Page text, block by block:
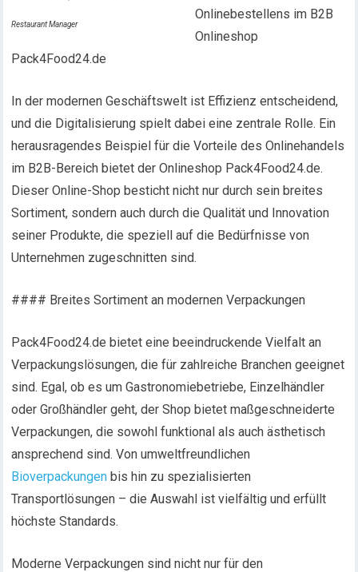
Restaurant Manager
Onlinebestellens im B2B
Onlineshop
Pack4Food24.de
In der modernen Geschäftswelt ist Effizienz entscheidend,
und die Digitalisierung spielt dabei eine zentrale Rolle. Ein
herausragendes Beispiel für die Vorteile des Onlinehandels
im B2B-Bereich bietet der Onlineshop Pack4Food24.de.
Dieser Online-Shop besticht nicht nur durch sein breites
Sortiment, sondern auch durch die Qualität und Innovation
seiner Produkte, die speziell auf die Bedürfnisse von
Unternehmen zugeschnitten sind.
#### Breites Sortiment an modernen Verpackungen
Pack4Food24.de bietet eine beeindruckende Vielfalt an
Verpackungslösungen, die für zahlreiche Branchen geeignet
sind. Egal, ob es um Gastronomiebetriebe, Einzelhändler
oder Großhändler geht, der Shop bietet maßgeschneiderte
Verpackungen, die sowohl funktional als auch ästhetisch
ansprechend sind. Von umweltfreundlichen
Bioverpackungen bis hin zu spezialisierten
Transportlösungen – die Auswahl ist vielfältig und erfüllt
höchste Standards.
Moderne Verpackungen sind nicht nur für den